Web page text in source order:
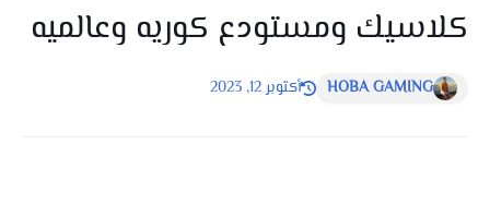
كلاسيك ومستودع كوريه وعالميه
HOBA GAMING أكتوبر 12, 2023